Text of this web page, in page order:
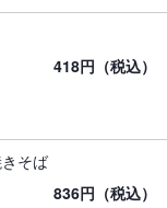
418円（税込）
そば
836円（税込）